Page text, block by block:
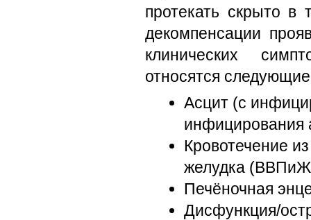
протекать скрыто в
декомпенсации
клинических
относятся
Асцит (с
инфицирования
Кровотечение
желудка
Печёночная
Дисфункция/